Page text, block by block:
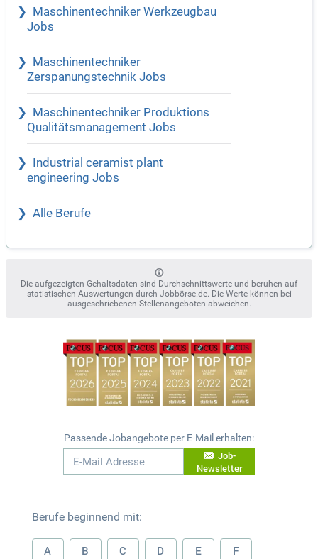
Maschinentechniker Werkzeugbau
Jobs
Maschinentechniker
Zerspanungstechnik Jobs
Maschinentechniker Produktions
Qualitätsmanagement Jobs
Industrial ceramist plant
engineering Jobs
Alle Berufe
Die aufgezeigten Gehaltsdaten sind Durchschnittswerte und beruhen auf
statistischen Auswertungen durch Jobbörse.de. Die Werte können bei
ausgeschriebenen Stellenangeboten abweichen.
Passende Jobangebote per E-Mail erhalten:
Job-
Newsletter
Berufe beginnend mit:
A B C D E F